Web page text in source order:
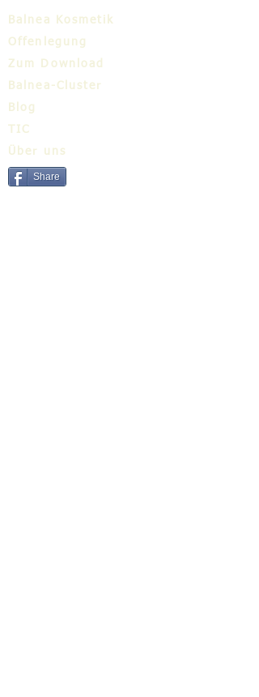
Balnea Kosmetik
Offenlegung
Zum Download
Balnea-Cluster
Blog
TIC
Über uns
Share